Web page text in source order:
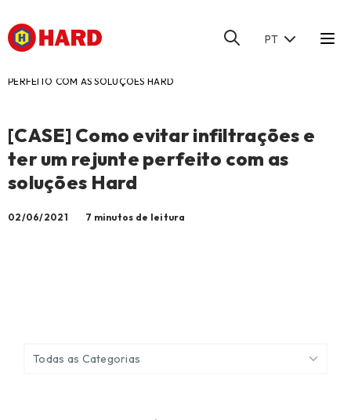
PT
PERFEITO COM AS SOLUÇÕES HARD
[CASE] Como evitar infiltrações e
ter um rejunte perfeito com as
soluções Hard
02/06/2021 7 minutos de leitura
Todas as Categorias